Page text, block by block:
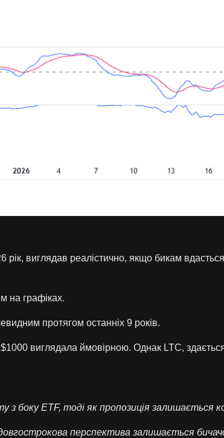
виглядав реалістично, якщо бикам
на графіках.
протягом останніх 9 років.
виглядала ймовірною. Однак LTC,
боку ETF, тоді як пропозиція залишається
перспектива залишається